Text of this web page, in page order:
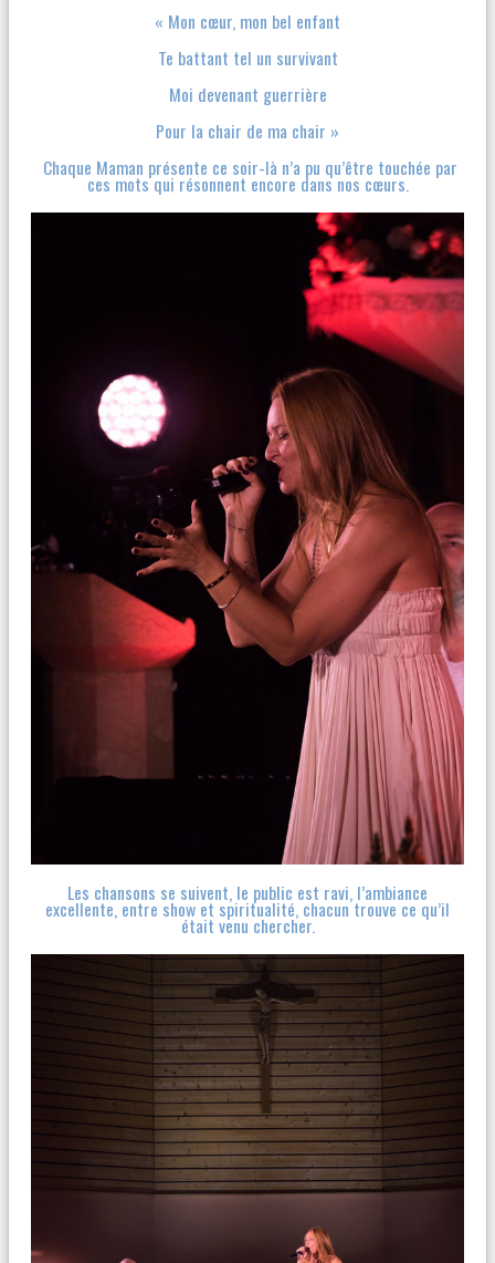
« Mon cœur, mon bel enfant
Te battant tel un survivant
Moi devenant guerrière
Pour la chair de ma chair »
Chaque Maman présente ce soir-là n’a pu qu’être touchée par
ces mots qui résonnent encore dans nos cœurs.
Les chansons se suivent, le public est ravi, l’ambiance
excellente, entre show et spiritualité, chacun trouve ce qu’il
était venu chercher.